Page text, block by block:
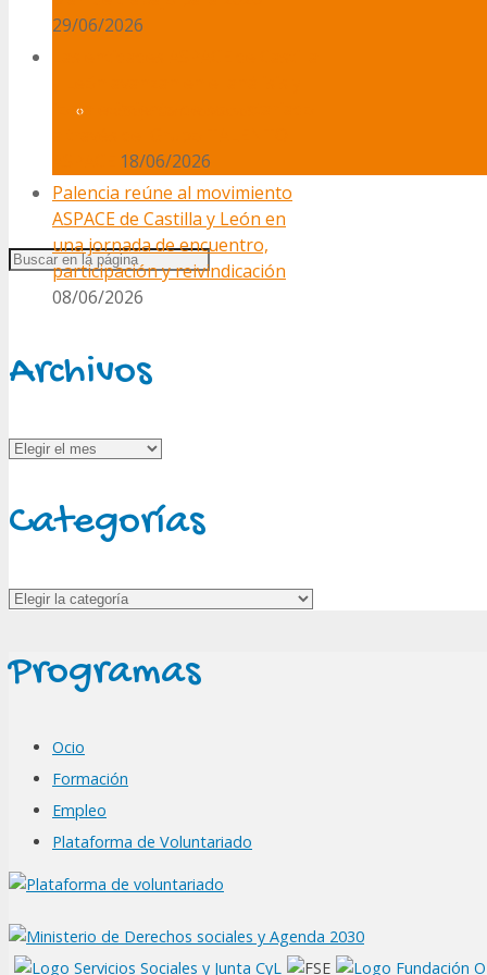
29/06/2026
fortalecimiento del voluntariado
18/06/2026
Palencia reúne al movimiento
ASPACE de Castilla y León en
una jornada de encuentro,
participación y reivindicación
08/06/2026
Archivos
Archivos
Categorías
Categorías
Programas
Ocio
Formación
Empleo
Plataforma de Voluntariado